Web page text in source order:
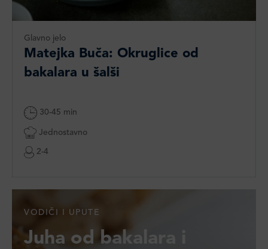
Glavno jelo
Matejka Buča: Okruglice od
bakalara u šalši
30-45 min
Jednostavno
2-4
VODIČI I UPUTE
Juha od bakalara i